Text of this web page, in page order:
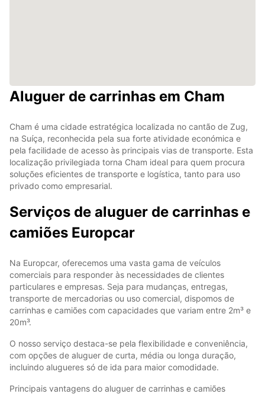
Aluguer de carrinhas em Cham
Cham é uma cidade estratégica localizada no cantão de Zug,
na Suíça, reconhecida pela sua forte atividade económica e
pela facilidade de acesso às principais vias de transporte. Esta
localização privilegiada torna Cham ideal para quem procura
soluções eficientes de transporte e logística, tanto para uso
privado como empresarial.
Serviços de aluguer de carrinhas e
camiões Europcar
Na Europcar, oferecemos uma vasta gama de veículos
comerciais para responder às necessidades de clientes
particulares e empresas. Seja para mudanças, entregas,
transporte de mercadorias ou uso comercial, dispomos de
carrinhas e camiões com capacidades que variam entre 2m³ e
20m³.
O nosso serviço destaca-se pela flexibilidade e conveniência,
com opções de aluguer de curta, média ou longa duração,
incluindo alugueres só de ida para maior comodidade.
Principais vantagens do aluguer de carrinhas e camiões